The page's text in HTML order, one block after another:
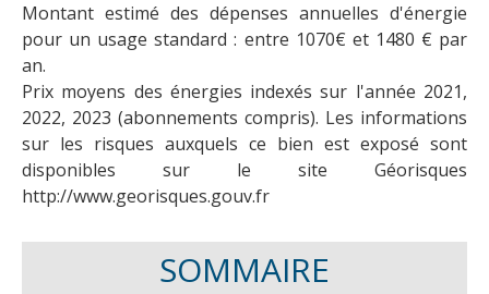
Montant estimé des dépenses annuelles d'énergie
pour un usage standard : entre 1070€ et 1480 € par
an.
Prix moyens des énergies indexés sur l'année 2021,
2022, 2023 (abonnements compris). Les informations
sur les risques auxquels ce bien est exposé sont
disponibles sur le site Géorisques
http://www.georisques.gouv.fr
SOMMAIRE